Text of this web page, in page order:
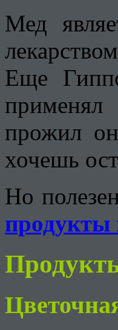
Мед
Еще
прожил
хочешь
Но
продукты